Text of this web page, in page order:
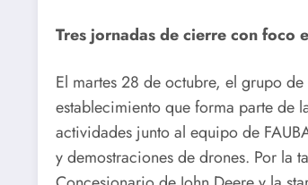
Tres jornadas de cierre con foco
El martes 28 de octubre, el grupo
establecimiento que forma parte de
actividades junto al equipo de
y demostraciones de drones. Por la